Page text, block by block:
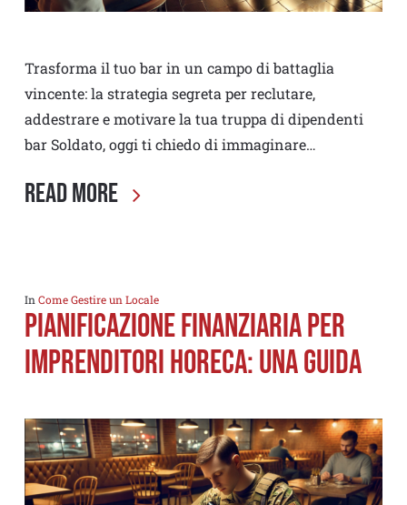
Trasforma il tuo bar in un campo di battaglia
vincente: la strategia segreta per reclutare,
addestrare e motivare la tua truppa di dipendenti
bar Soldato, oggi ti chiedo di immaginare…
Read More
InCome Gestire un Locale
Pianificazione finanziaria per
imprenditori Horeca: una guida